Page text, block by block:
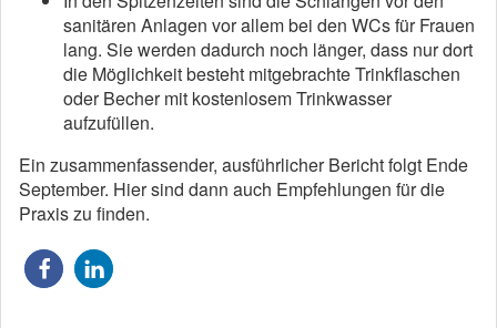
sanitären Anlagen vor allem bei den WCs für Frauen
lang. Sie werden dadurch noch länger, dass nur dort
die Möglichkeit besteht mitgebrachte Trinkflaschen
oder Becher mit kostenlosem Trinkwasser
aufzufüllen.
Ein zusammenfassender, ausführlicher Bericht folgt Ende
September. Hier sind dann auch Empfehlungen für die
Praxis zu finden.